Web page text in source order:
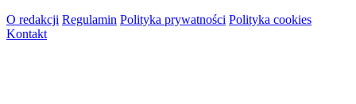
O redakcji Regulamin Polityka prywatności Polityka cookies
Kontakt